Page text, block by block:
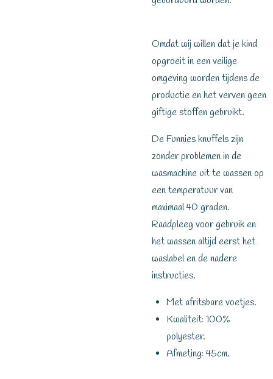
Omdat wij willen dat je kind
opgroeit in een veilige
omgeving worden tijdens de
productie en het verven geen
giftige stoffen gebruikt.
De Funnies knuffels zijn
zonder problemen in de
wasmachine uit te wassen op
een temperatuur van
maximaal 40 graden.
Raadpleeg voor gebruik en
het wassen altijd eerst het
waslabel en de nadere
instructies.
Met afritsbare voetjes.
Kwaliteit: 100%
polyester.
Afmeting: 45cm.